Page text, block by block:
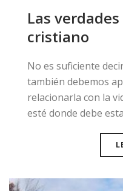
Las
cristiano
No es suficiente
también debemos
relacionarla con la
esté donde debe